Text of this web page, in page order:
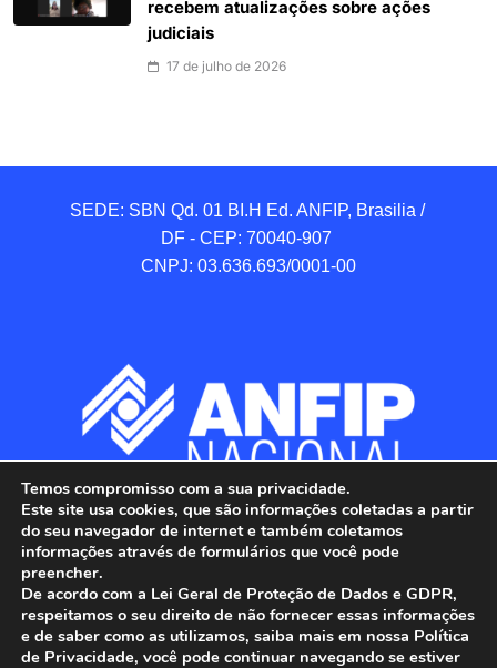
recebem atualizações sobre ações
judiciais
17 de julho de 2026
SEDE: SBN Qd. 01 BI.H Ed. ANFIP, Brasilia /
DF - CEP: 70040-907
CNPJ: 03.636.693/0001-00
ANFIP - Associação Nacional dos Auditores
Temos compromisso com a sua privacidade.
Este site usa cookies, que são informações coletadas a partir
do seu navegador de internet e também coletamos
informações através de formulários que você pode
preencher.
De acordo com a Lei Geral de Proteção de Dados e GDPR,
respeitamos o seu direito de não fornecer essas informações
e de saber como as utilizamos, saiba mais em nossa Política
de Privacidade, você pode continuar navegando se estiver